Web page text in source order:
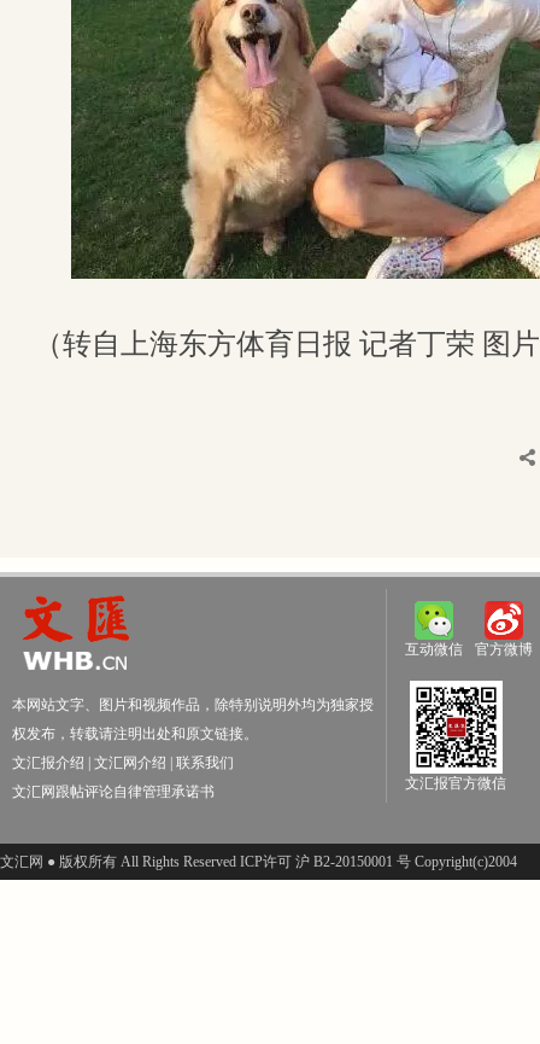
（转自上海东方体育日报 记者丁荣 图
本网站文字、图片和视频作品，除特别说明外均为独家授
权发布，转载请注明出处和原文链接。
文汇报介绍
文汇网介绍
联系我们
文汇网跟帖评论自律管理承诺书
互动微信 官方微博
文汇报官方微信
文汇网 ● 版权所有 All Rights Reserved ICP许可 沪 B2-20150001 号 Copyright(c)2004